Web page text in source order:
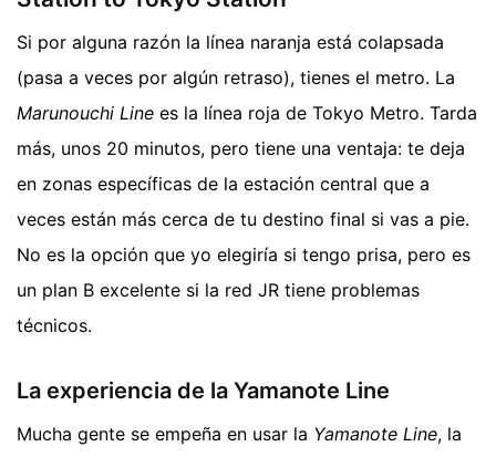
Si por alguna razón la línea naranja está colapsada
(pasa a veces por algún retraso), tienes el metro. La
Marunouchi Line es la línea roja de Tokyo Metro. Tarda
más, unos 20 minutos, pero tiene una ventaja: te deja
en zonas específicas de la estación central que a
veces están más cerca de tu destino final si vas a pie.
No es la opción que yo elegiría si tengo prisa, pero es
un plan B excelente si la red JR tiene problemas
técnicos.
La experiencia de la Yamanote Line
Mucha gente se empeña en usar la Yamanote Line, la